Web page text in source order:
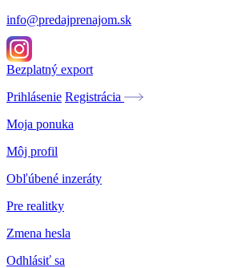
info@predajprenajom.sk
Bezplatný export
Prihlásenie Registrácia
Moja ponuka
Môj profil
Obľúbené inzeráty
Pre realitky
Zmena hesla
Odhlásiť sa